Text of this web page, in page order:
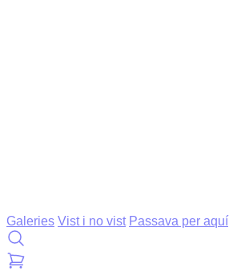
Galeries Vist i no vist Passava per aquí